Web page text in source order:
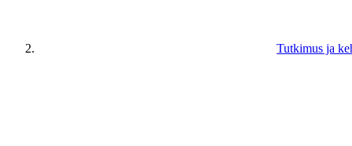
Tutkimus ja